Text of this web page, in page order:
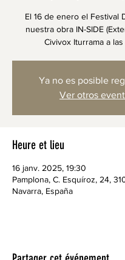
El 16 de enero el Festival
nuestra obra IN-SIDE
Civivox Iturrama a las
Ya no es posible
Ver otros
Heure et lieu
16 janv. 2025, 19:30
Pamplona, C. Esquíroz, 24,
Navarra, España